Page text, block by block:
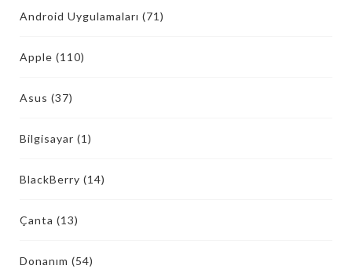
Android Uygulamaları (71)
Apple (110)
Asus (37)
Bilgisayar (1)
BlackBerry (14)
Çanta (13)
Donanım (54)